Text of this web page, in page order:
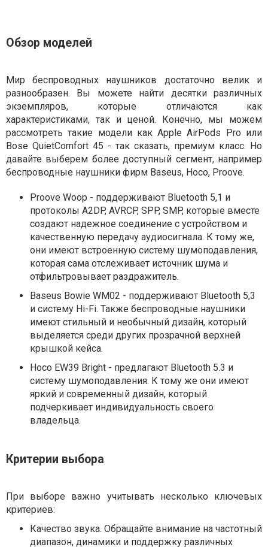
Обзор моделей
Мир беспроводных наушников достаточно велик и
разнообразен. Вы можете найти десятки различных
экземпляров, которые отличаются как
характеристиками, так и ценой. Конечно, мы можем
рассмотреть такие модели как Apple AirPods Pro или
Bose QuietComfort 45 - так сказать, премиум класс. Но
давайте выберем более доступный сегмент, например
беспроводные наушники фирм Baseus, Hoco, Proove.
Proove Woop - поддерживают Bluetooth 5,1 и
протоколы A2DP, AVRCP, SPP, SMP, которые вместе
создают надежное соединение с устройством и
качественную передачу аудиосигнала. К тому же,
они имеют встроенную систему шумоподавления,
которая сама отслеживает источник шума и
отфильтровывает раздражитель.
Baseus Bowie WM02 - поддерживают Bluetooth 5,3
и систему Hi-Fi. Также беспроводные наушники
имеют стильный и необычный дизайн, который
выделяется среди других прозрачной верхней
крышкой кейса.
Hoco EW39 Bright - предлагают Bluetooth 5.3 и
систему шумоподавления. К тому же они имеют
яркий и современный дизайн, который
подчеркивает индивидуальность своего
владельца.
Критерии выбора
При выборе важно учитывать несколько ключевых
критериев:
Качество звука. Обращайте внимание на частотный
диапазон, динамики и поддержку различных